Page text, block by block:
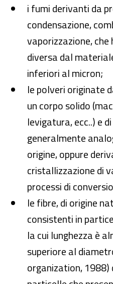
i fumi derivanti da
condensazione,
vaporizzazione,
diversa dal
inferiori al micron;
le polveri originate
un corpo solido
levigatura, ecc..) e
generalmente
origine, oppure
cristallizzazione di
processi di
le fibre, di origine
consistenti in
la cui lunghezza è
superiore al
organization,